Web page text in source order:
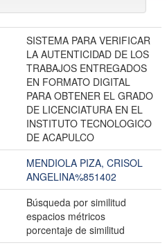
SISTEMA PARA VERIFICAR
LA AUTENTICIDAD DE LOS
TRABAJOS ENTREGADOS
EN FORMATO DIGITAL
PARA OBTENER EL GRADO
DE LICENCIATURA EN EL
INSTITUTO TECNOLOGICO
DE ACAPULCO
MENDIOLA PIZA, CRISOL
ANGELINA%851402
Búsqueda por similitud
espacios métricos
porcentaje de similitud